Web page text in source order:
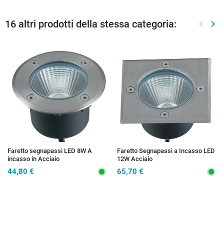
16 altri prodotti della stessa categoria: keyboard_arrow_left keyboard_arrow_right
Faretto segnapassi LED 8W A
incasso in Acciaio
44,80 €
Faretto Segnapassi a Incasso LED
12W Acciaio
65,70 €